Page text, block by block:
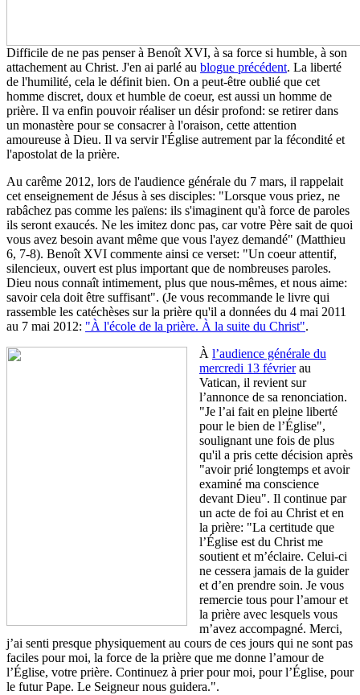
Difficile de ne pas penser à Benoît XVI, à sa force si humble, à son
attachement au Christ. J'en ai parlé au blogue précédent. La liberté
de l'humilité, cela le définit bien. On a peut-être oublié que cet
homme discret, doux et humble de coeur, est aussi un homme de
prière. Il va enfin pouvoir réaliser un désir profond: se retirer dans
un monastère pour se consacrer à l'oraison, cette attention
amoureuse à Dieu. Il va servir l'Église autrement par la fécondité et
l'apostolat de la prière.
Au carême 2012, lors de l'audience générale du 7 mars, il rappelait
cet enseignement de Jésus à ses disciples: "Lorsque vous priez, ne
rabâchez pas comme les païens: ils s'imaginent qu'à force de paroles
ils seront exaucés. Ne les imitez donc pas, car votre Père sait de quoi
vous avez besoin avant même que vous l'ayez demandé" (Matthieu
6, 7-8). Benoît XVI commente ainsi ce verset: "Un coeur attentif,
silencieux, ouvert est plus important que de nombreuses paroles.
Dieu nous connaît intimement, plus que nous-mêmes, et nous aime:
savoir cela doit être suffisant". (Je vous recommande le livre qui
rassemble les catéchèses sur la prière qu'il a données du 4 mai 2011
au 7 mai 2012: "À l'école de la prière. À la suite du Christ".
À l’audience générale du
mercredi 13 févrierau
Vatican, il revient sur
l’annonce de sa renonciation.
"Je l’ai fait en pleine liberté
pour le bien de l’Église",
soulignant une fois de plus
qu'il a pris cette décision après
"avoir prié longtemps et avoir
examiné ma conscience
devant Dieu". Il continue par
un acte de foi au Christ et en
la prière: "La certitude que
l’Église est du Christ me
soutient et m’éclaire. Celui-ci
ne cessera jamais de la guider
et d’en prendre soin. Je vous
remercie tous pour l’amour et
la prière avec lesquels vous
m’avez accompagné. Merci,
j’ai senti presque physiquement au cours de ces jours qui ne sont pas
faciles pour moi, la force de la prière que me donne l’amour de
l’Église, votre prière. Continuez à prier pour moi, pour l’Église, pour
le futur Pape. Le Seigneur nous guidera.".